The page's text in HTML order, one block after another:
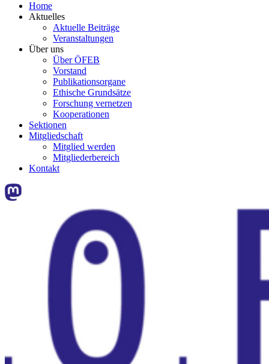
Home
Aktuelles
Aktuelle Beiträge
Veranstaltungen
Über uns
Über ÖFEB
Vorstand
Publikationsorgane
Ethische Grundsätze
Forschung vernetzen
Kooperationen
Sektionen
Mitgliedschaft
Mitglied werden
Mitgliederbereich
Kontakt